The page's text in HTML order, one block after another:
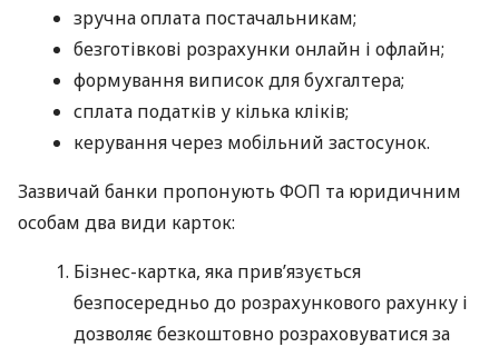
зручна оплата постачальникам;
безготівкові розрахунки онлайн і офлайн;
формування виписок для бухгалтера;
сплата податків у кілька кліків;
керування через мобільний застосунок.
Зазвичай банки пропонують ФОП та юридичним
особам два види карток:
Бізнес-картка, яка прив’язується
безпосередньо до розрахункового рахунку і
дозволяє безкоштовно розраховуватися за